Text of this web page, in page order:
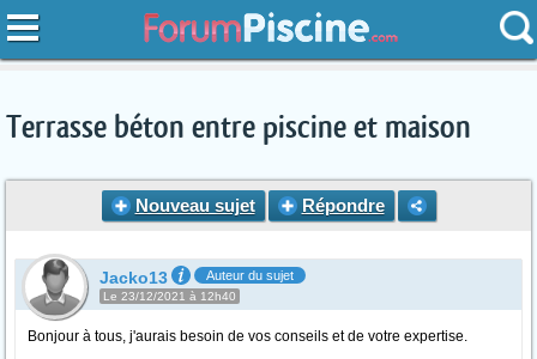
Terrasse béton entre piscine et maison
Nouveau sujet Répondre
Jacko13 Auteur du sujet
Le 23/12/2021 à 12h40
Bonjour à tous, j'aurais besoin de vos conseils et de votre expertise.